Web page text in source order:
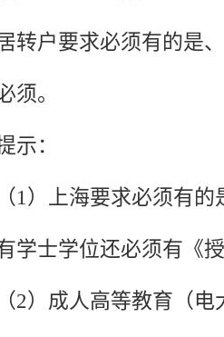
转户要求必须有的是
须。
示：
（1）上海要求必须有
学士学位还必须有《
（2）成人高等教育（